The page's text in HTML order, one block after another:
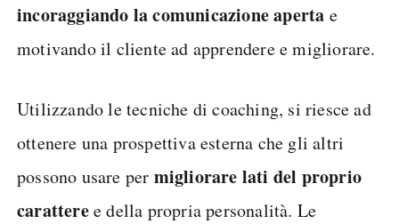
incoraggiando la comunicazione aperta e
motivando il cliente ad apprendere e migliorare.
Utilizzando le tecniche di coaching, si riesce ad
ottenere una prospettiva esterna che gli altri
possono usare per migliorare lati del proprio
caratteree della propria personalità. Le